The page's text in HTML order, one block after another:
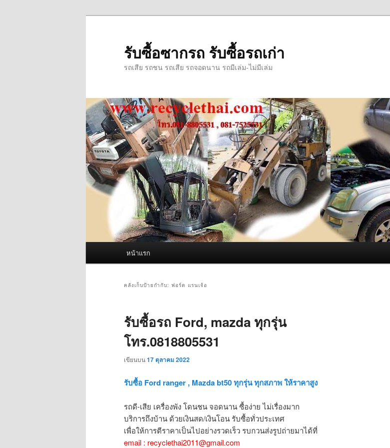
รับซื้อซากรถ รับซื้อรถเก่า
รถเสีย รถชน รถเสีย รถจอดนาน รถมีเล่ม-ไม่มีเล่ม
หน้าแรก
คลังเก็บป้ายกำกับ: ฟอร์ด แรนเจ้อ
รับซื้อรถ Ford, mazda ทุกรุ่น
โทร.0818805531
เขียนบน17 ตุลาคม 2022
รับซื้อ Ford ranger , Mazda bt50 ทุกรุ่น ทุกสภาพ ให้ราคาสูง
รถดี-เสีย เครื่องพัง โดนชน จอดนาน ซื้อง่าย ไม่เรื่องมาก
บริการถึงบ้าน ด้วยเงินสด/เงินโอน รับซื้อทั่วประเทศ
เพื่อให้การตีราคาเป็นไปอย่างรวดเร็ว รบกวนส่งรูปถ่ายมาได้ที่
email : recyclethai2011@gmail.com